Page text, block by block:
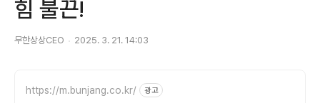
힘 불끈!
무한상상CEO 2025. 3. 21. 14:03
https://m.bunjang.co.kr/ 광고